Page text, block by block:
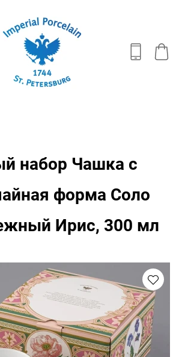
набор Чашка с
форма Соло
Ирис, 300 мл